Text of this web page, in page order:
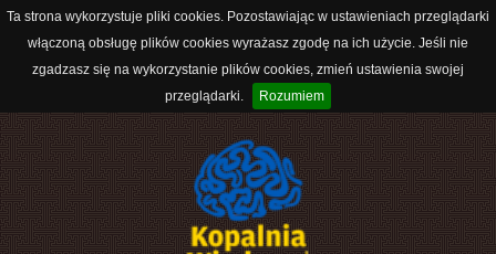
Ta strona wykorzystuje pliki cookies. Pozostawiając w ustawieniach przeglądarki
włączoną obsługę plików cookies wyrażasz zgodę na ich użycie. Jeśli nie
zgadzasz się na wykorzystanie plików cookies, zmień ustawienia swojej
przeglądarki.
Rozumiem